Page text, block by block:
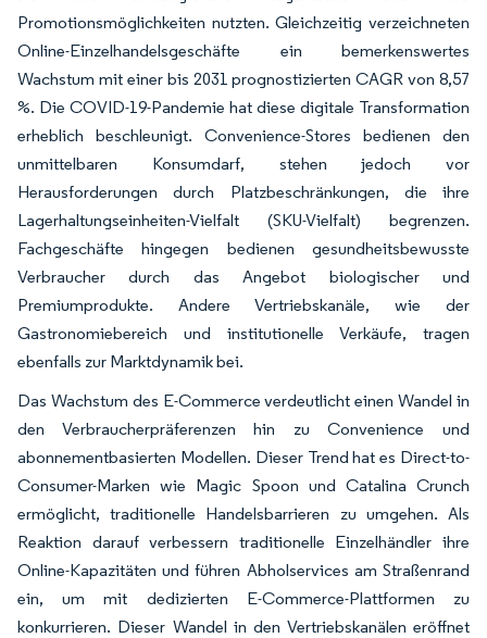
Promotionsmöglichkeiten nutzten. Gleichzeitig verzeichneten
Online-Einzelhandelsgeschäfte ein bemerkenswertes
Wachstum mit einer bis 2031 prognostizierten CAGR von 8,57
%. Die COVID-19-Pandemie hat diese digitale Transformation
erheblich beschleunigt. Convenience-Stores bedienen den
unmittelbaren Konsumdarf, stehen jedoch vor
Herausforderungen durch Platzbeschränkungen, die ihre
Lagerhaltungseinheiten-Vielfalt (SKU-Vielfalt) begrenzen.
Fachgeschäfte hingegen bedienen gesundheitsbewusste
Verbraucher durch das Angebot biologischer und
Premiumprodukte. Andere Vertriebskanäle, wie der
Gastronomiebereich und institutionelle Verkäufe, tragen
ebenfalls zur Marktdynamik bei.
Das Wachstum des E-Commerce verdeutlicht einen Wandel in
den Verbraucherpräferenzen hin zu Convenience und
abonnementbasierten Modellen. Dieser Trend hat es Direct-to-
Consumer-Marken wie Magic Spoon und Catalina Crunch
ermöglicht, traditionelle Handelsbarrieren zu umgehen. Als
Reaktion darauf verbessern traditionelle Einzelhändler ihre
Online-Kapazitäten und führen Abholservices am Straßenrand
ein, um mit dedizierten E-Commerce-Plattformen zu
konkurrieren. Dieser Wandel in den Vertriebskanälen eröffnet